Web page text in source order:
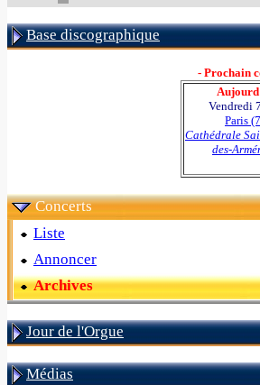
Base discographique
- Prochain
Vendredi
Paris
Cathédrale
des-
Concerts
Liste
Annoncer
Archives
Jour de l'Orgue
Médias